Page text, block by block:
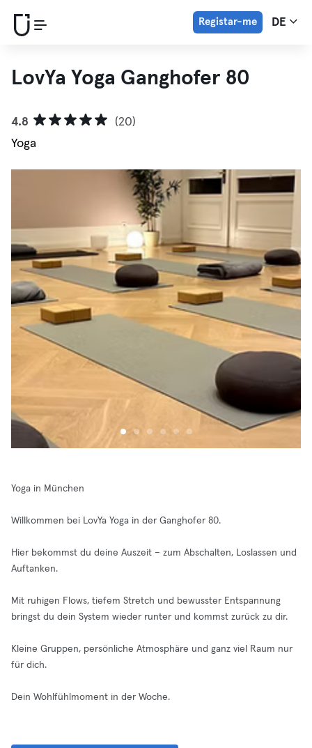
Registar-me DE
LovYa Yoga Ganghofer 80
4.8
(20)
Yoga
Yoga in München
Willkommen bei LovYa Yoga in der Ganghofer 80.
Hier bekommst du deine Auszeit – zum Abschalten, Loslassen und
Auftanken.
Mit ruhigen Flows, tiefem Stretch und bewusster Entspannung
bringst du dein System wieder runter und kommst zurück zu dir.
Kleine Gruppen, persönliche Atmosphäre und ganz viel Raum nur
für dich.
Dein Wohlfühlmoment in der Woche.